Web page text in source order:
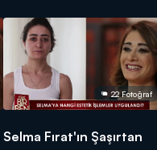
22 Fotoğraf
Selma Fırat'ın Şaşırtan